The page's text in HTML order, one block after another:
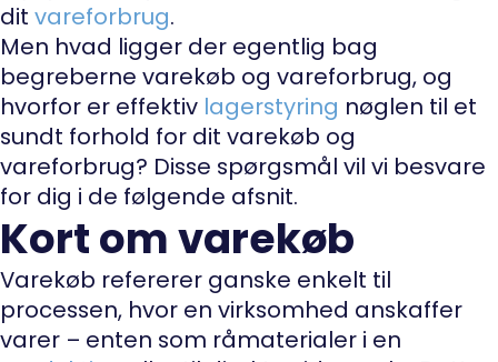
dit vareforbrug.
Men hvad ligger der egentlig bag
begreberne varekøb og vareforbrug, og
hvorfor er effektiv lagerstyring nøglen til et
sundt forhold for dit varekøb og
vareforbrug? Disse spørgsmål vil vi besvare
for dig i de følgende afsnit.
Kort om varekøb
Varekøb refererer ganske enkelt til
processen, hvor en virksomhed anskaffer
varer – enten som råmaterialer i en